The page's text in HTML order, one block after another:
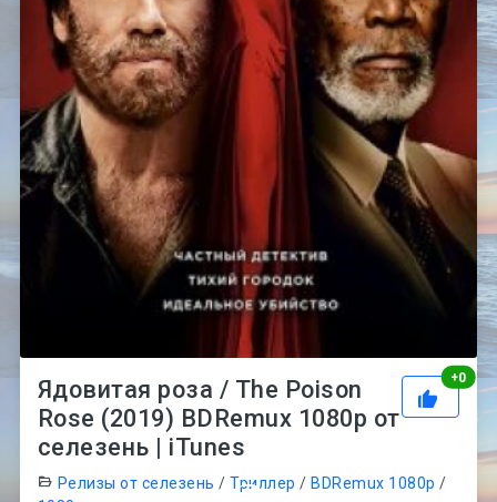
+0
Ядовитая роза / The Poison
Rose (2019) BDRemux 1080p от
селезень | iTunes
Релизы от селезень /Триллер / BDRemux 1080p /